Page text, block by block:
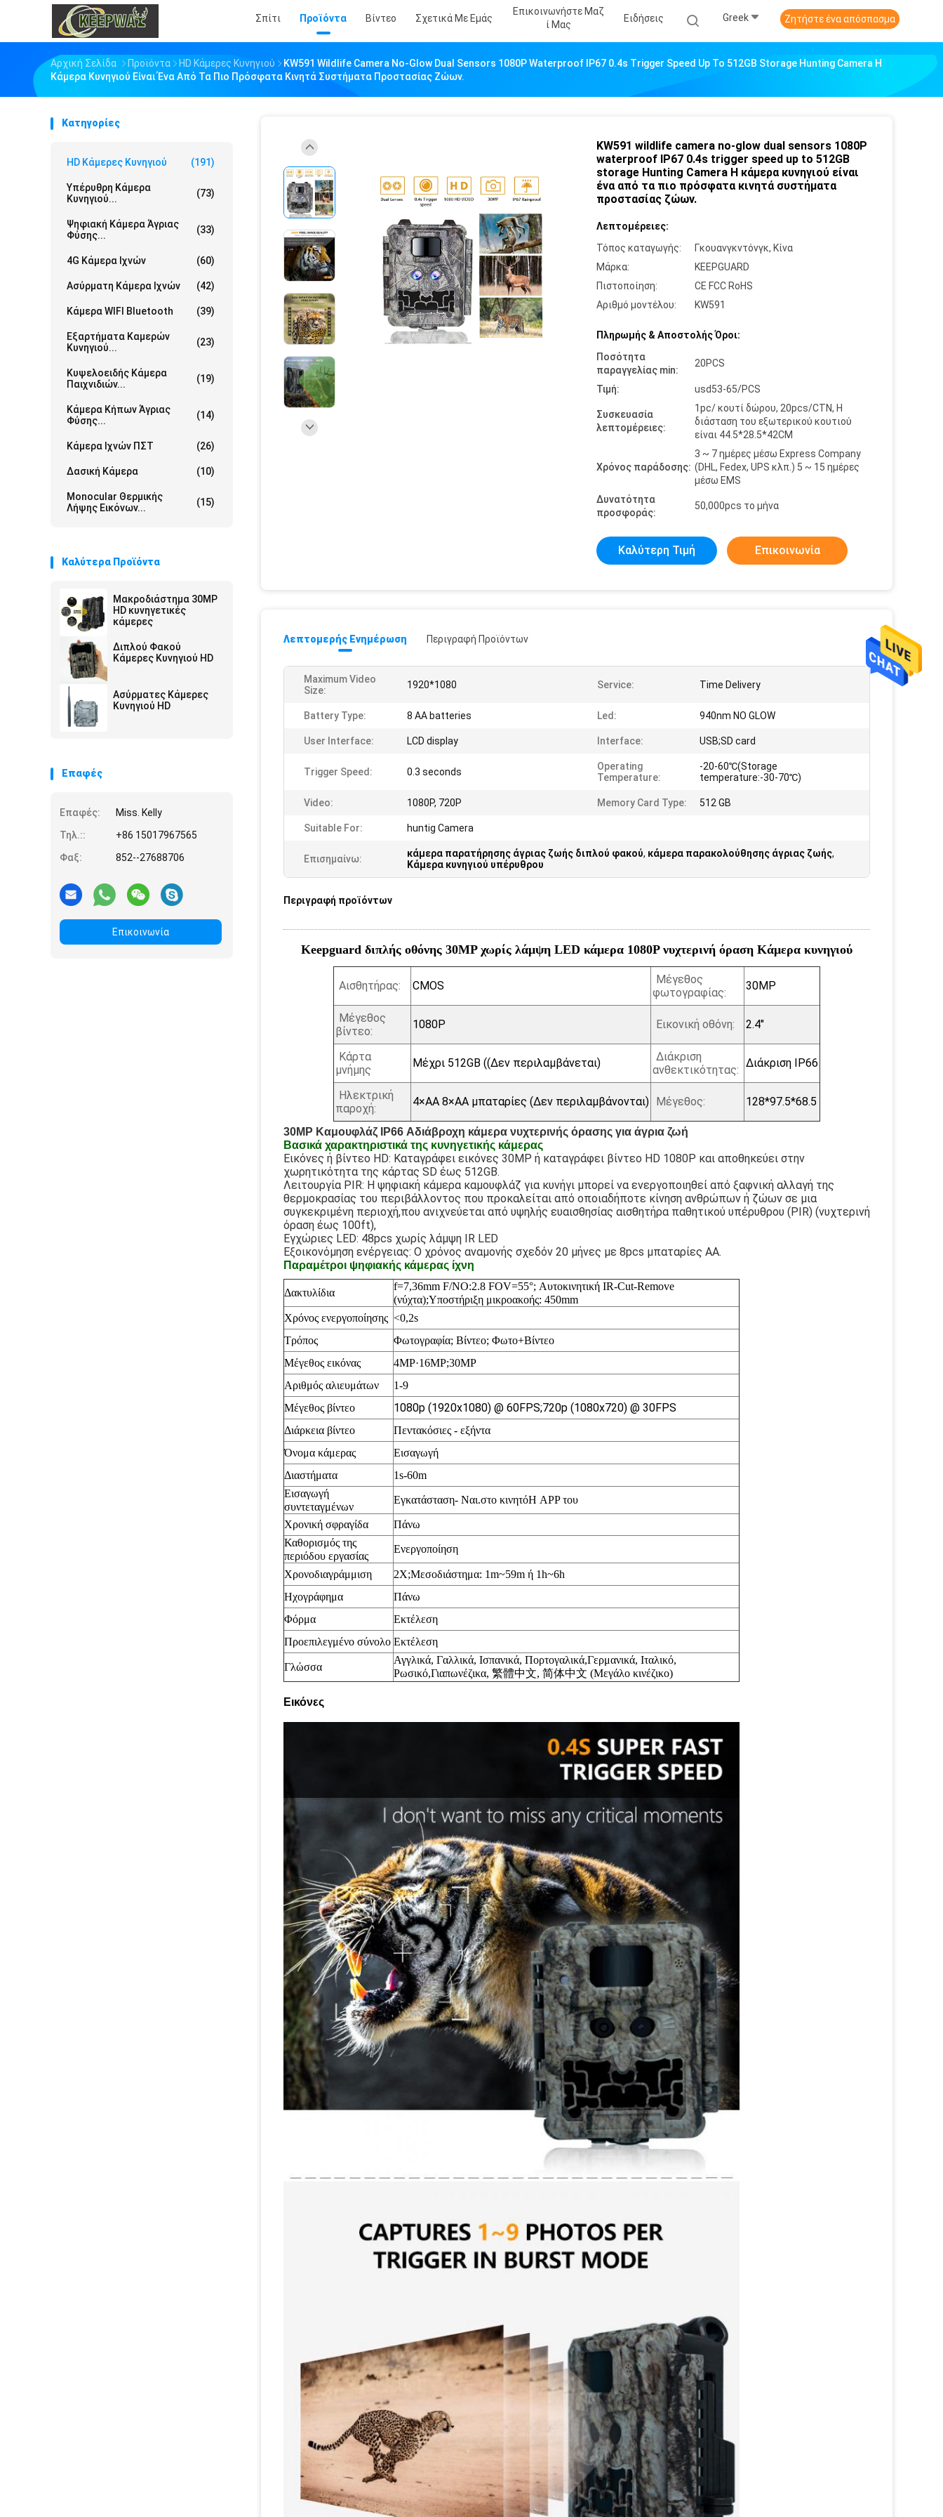
Σπίτι Προϊόντα Βίντεο Σχετικά Με Εμάς
Επικοινωνήστε Μαζ
Ί Μας
Ειδήσεις Greek Ζητήστε ένα απόσπασμα
Αρχική Σελίδα Προϊόντα HD Κάμερες Κυνηγιού
KW591 Wildlife Camera No-Glow Dual Sensors 1080P Waterproof IP67 0.4s Trigger Speed Up To 512GB Storage Hunting Camera Η
Κάμερα Κυνηγιού Είναι Ένα Από Τα Πιο Πρόσφατα Κινητά Συστήματα Προστασίας Ζώων.
Κατηγορίες
HD Κάμερες Κυνηγιού (191)
Υπέρυθρη Κάμερα
Κυνηγιού...
(73)
Ψηφιακή Κάμερα Άγριας
Φύσης...
(33)
4G Κάμερα Ιχνών (60)
Ασύρματη Κάμερα Ιχνών (42)
Κάμερα WIFI Bluetooth (39)
Εξαρτήματα Καμερών
Κυνηγιού...
(23)
Κυψελοειδής Κάμερα
Παιχνιδιών...
(19)
Κάμερα Κήπων Άγριας
Φύσης...
(14)
Κάμερα Ιχνών ΠΣΤ (26)
Δασική Κάμερα (10)
Monocular Θερμικής
Λήψης Εικόνων...
(15)
Καλύτερα Προϊόντα
Μακροδιάστημα 30MP
HD κυνηγετικές
κάμερες
Διπλού Φακού
Κάμερες Κυνηγιού HD
Ασύρματες Κάμερες
Κυνηγιού HD
Επαφές
Επαφές:
Miss. Kelly
Τηλ.::
+86 15017967565
Φαξ:
852--27688706
Επικοινωνία
KW591 wildlife camera no-glow dual sensors 1080P
waterproof IP67 0.4s trigger speed up to 512GB
storage Hunting Camera Η κάμερα κυνηγιού είναι
ένα από τα πιο πρόσφατα κινητά συστήματα
προστασίας ζώων.
Λεπτομέρειες:
Τόπος καταγωγής:
Γκουανγκντόνγκ, Κίνα
Μάρκα:
KEEPGUARD
Πιστοποίηση:
CE FCC RoHS
Αριθμό μοντέλου:
KW591
Πληρωμής & Αποστολής Όροι:
Ποσότητα
παραγγελίας min:
20PCS
Τιμή: usd53-65/PCS
Συσκευασία
λεπτομέρειες:
1pc/ κουτί δώρου, 20pcs/CTN, Η
διάσταση του εξωτερικού κουτιού
είναι 44.5*28.5*42CM
Χρόνος παράδοσης:
3 ~ 7 ημέρες μέσω Express Company
(DHL, Fedex, UPS κλπ.) 5 ~ 15 ημέρες
μέσω EMS
Δυνατότητα
προσφοράς:
50,000pcs το μήνα
Καλύτερη Τιμή Επικοινωνία
Λεπτομερής Ενημέρωση Περιγραφή Προϊόντων
Maximum Video
Size:
1920*1080 Service: Time Delivery
Battery Type: 8 AA batteries Led: 940nm NO GLOW
User Interface: LCD display Interface: USB;SD card
Trigger Speed: 0.3 seconds
Operating
Temperature:
-20-60℃(Storage
temperature:-30-70℃)
Video: 1080P, 720P Memory Card Type: 512 GB
Suitable For: huntig Camera
Επισημαίνω: κάμερα παρατήρησης άγριας ζωής διπλού φακού, κάμερα παρακολούθησης άγριας ζωής,
Κάμερα κυνηγιού υπέρυθρου
Περιγραφή προϊόντων
Keepguard διπλής οθόνης 30MP χωρίς λάμψη LED κάμερα 1080P νυχτερινή όραση Κάμερα κυνηγιού
Αισθητήρας: CMOS
Μέγεθος
φωτογραφίας:
30MP
Μέγεθος
βίντεο:
1080P Εικονική οθόνη: 2.4"
Κάρτα
μνήμης
Μέχρι 512GB ((Δεν περιλαμβάνεται)
Διάκριση
ανθεκτικότητας:
Διάκριση IP66
Ηλεκτρική
παροχή:
4×AA 8×AA μπαταρίες (Δεν περιλαμβάνονται) Μέγεθος: 128*97.5*68.5
30MP Καμουφλάζ IP66 Αδιάβροχη κάμερα νυχτερινής όρασης για άγρια ζωή
Βασικά χαρακτηριστικά της κυνηγετικής κάμερας
Εικόνες ή βίντεο HD: Καταγράφει εικόνες 30MP ή καταγράφει βίντεο HD 1080P και αποθηκεύει στην
χωρητικότητα της κάρτας SD έως 512GB.
Λειτουργία PIR: Η ψηφιακή κάμερα καμουφλάζ για κυνήγι μπορεί να ενεργοποιηθεί από ξαφνική αλλαγή της
θερμοκρασίας του περιβάλλοντος που προκαλείται από οποιαδήποτε κίνηση ανθρώπων ή ζώων σε μια
συγκεκριμένη περιοχή,που ανιχνεύεται από υψηλής ευαισθησίας αισθητήρα παθητικού υπέρυθρου (PIR) (νυχτερινή
όραση έως 100ft),
Εγχώριες LED: 48pcs χωρίς λάμψη IR LED
Εξοικονόμηση ενέργειας: Ο χρόνος αναμονής σχεδόν 20 μήνες με 8pcs μπαταρίες AA.
Παραμέτροι ψηφιακής κάμερας ίχνη
Δακτυλίδια
f=7,36mm F/NO:2.8 FOV=55°; Αυτοκινητική IR-Cut-Remove
(νύχτα);Υποστήριξη μικροακοής: 450mm
Χρόνος ενεργοποίησης <0,2s
Τρόπος
Φωτογραφία; Βίντεο; Φωτο+Βίντεο
Μέγεθος εικόνας
4MP·16MP;30MP
Αριθμός αλιευμάτων
1-9
Μέγεθος βίντεο
1080p (1920x1080) @ 60FPS;720p (1080x720) @ 30FPS
Διάρκεια βίντεο
Πεντακόσιες - εξήντα
Όνομα κάμερας
Εισαγωγή
Διαστήματα
1s-60m
Εισαγωγή
συντεταγμένων
Εγκατάσταση- Ναι.στο κινητόΗ APP του
Χρονική σφραγίδα
Πάνω
Καθορισμός της
περιόδου εργασίας
Ενεργοποίηση
Χρονοδιαγράμμιση
2X;Μεσοδιάστημα: 1m~59m ή 1h~6h
Ηχογράφημα
Πάνω
Φόρμα
Εκτέλεση
Προεπιλεγμένο σύνολο Εκτέλεση
Γλώσσα
Αγγλικά, Γαλλικά, Ισπανικά, Πορτογαλικά,Γερμανικά, Ιταλικό,
Ρωσικό,Γιαπωνέζικα, 繁體中文, 简体中文 (Μεγάλο κινέζικο)
Εικόνες